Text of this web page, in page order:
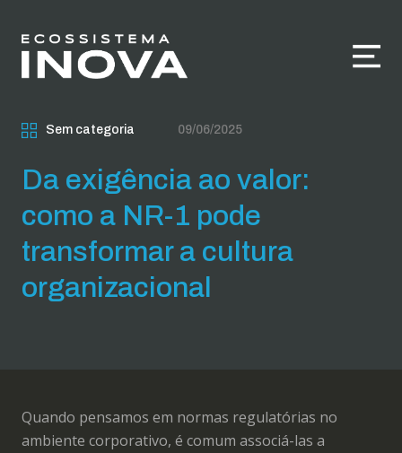
Sem categoria 09/06/2025
Da exigência ao valor:
como a NR-1 pode
transformar a cultura
organizacional
Quando pensamos em normas regulatórias no
ambiente corporativo, é comum associá-las a